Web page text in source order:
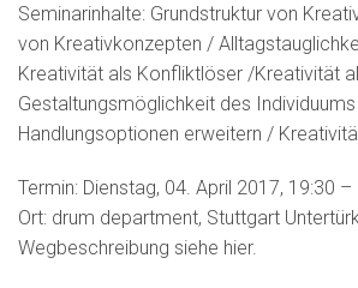
Seminarinhalte: Grundstruktur von
von Kreativkonzepten /
Kreativität als Konfliktlöser /Kreativität
Gestaltungsmöglichkeit des
Handlungsoptionen erweitern /
Termin: Dienstag, 04. April 2017, 19:30 –
Ort: drum department, Stuttgart
Wegbeschreibung siehe hier.